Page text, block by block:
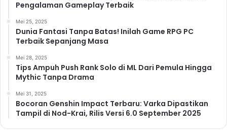
Pengalaman Gameplay Terbaik
Mei 25, 2025
Dunia Fantasi Tanpa Batas! Inilah Game RPG PC
Terbaik Sepanjang Masa
Mei 28, 2025
Tips Ampuh Push Rank Solo di ML Dari Pemula Hingga
Mythic Tanpa Drama
Mei 31, 2025
Bocoran Genshin Impact Terbaru: Varka Dipastikan
Tampil di Nod-Krai, Rilis Versi 6.0 September 2025